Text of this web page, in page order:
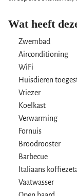
Wat heeft
Zwembad
Airconditioning
WiFi
Huisdieren
Vriezer
Koelkast
Verwarming
Fornuis
Broodrooster
Barbecue
Italiaans
Vaatwasser